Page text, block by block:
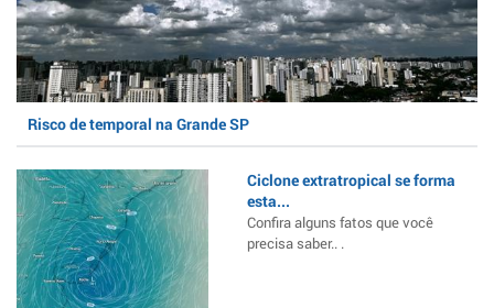
Risco de temporal na Grande SP
Ciclone extratropical se forma
esta...
Confira alguns fatos que você
precisa saber.. .